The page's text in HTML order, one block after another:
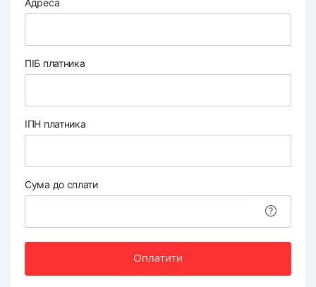
Адреса
ПІБ платника
ІПН платника
Сума до сплати
Оплатити